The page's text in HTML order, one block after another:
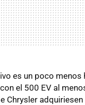
es un poco menos
el 500 EV al
Chrysler adquiriesen